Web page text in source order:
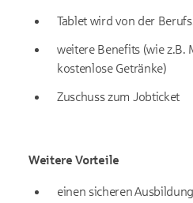
Tablet wird von der
weitere Benefits (wie z.B.
kostenlose Getränke)
Zuschuss zum Jobticket
Weitere Vorteile
einen sicheren